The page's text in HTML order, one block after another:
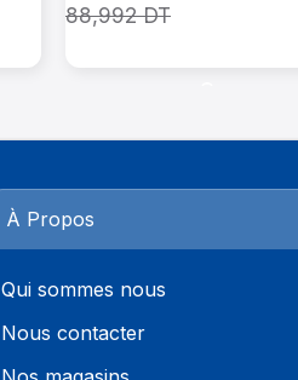
88,992DT
À Propos
Qui sommes nous
Nous contacter